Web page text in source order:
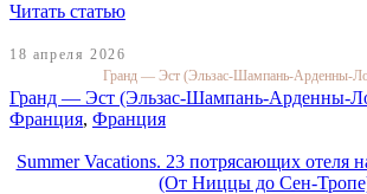
Читать статью
18 апреля 2026
Гранд — Эст (Эльзас-Шампань-Арденны-
Гранд — Эст (Эльзас-Шампань-Арденны-
Франция, Франция
Summer Vacations. 23 потрясающих отеля
(От Ниццы до Сен-